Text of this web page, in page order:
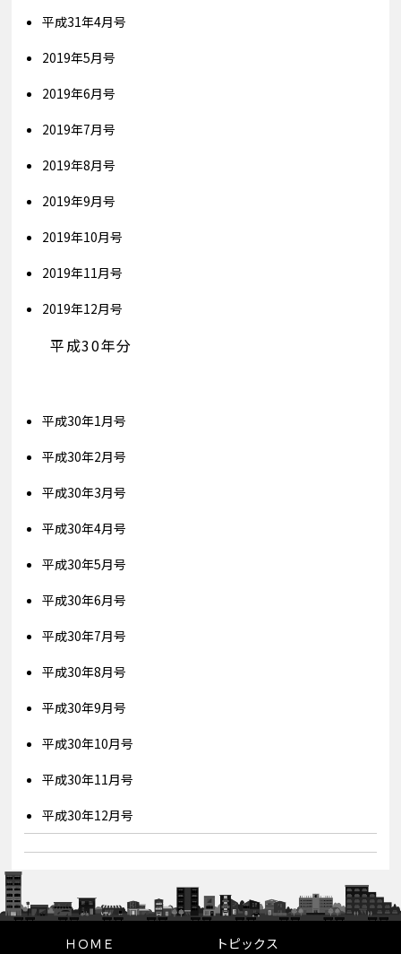
平成31年4月号
2019年5月号
2019年6月号
2019年7月号
2019年8月号
2019年9月号
2019年10月号
2019年11月号
2019年12月号
平成30年分
平成30年1月号
平成30年2月号
平成30年3月号
平成30年4月号
平成30年5月号
平成30年6月号
平成30年7月号
平成30年8月号
平成30年9月号
平成30年10月号
平成30年11月号
平成30年12月号
ＨＯＭＥ トピックス